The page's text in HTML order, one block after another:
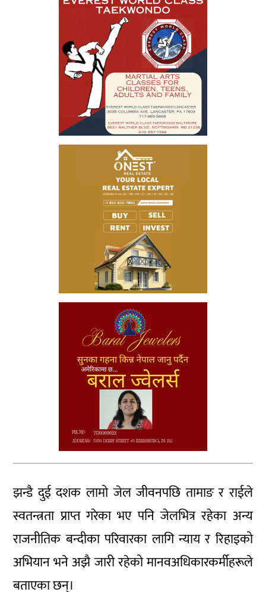
झन्डै दुई दशक लामो जेल जीवनपछि तामाङ र राईले
स्वतन्त्रता प्राप्त गरेका भए पनि जेलभित्र रहेका अन्य
राजनीतिक बन्दीका परिवारका लागि न्याय र रिहाइको
अभियान भने अझै जारी रहेको मानवअधिकारकर्मीहरूले
बताएका छन्।